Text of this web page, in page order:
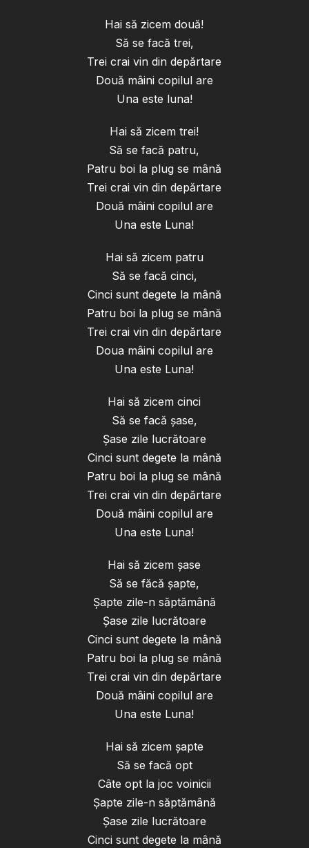
Hai să zicem două!
Să se facă trei,
Trei crai vin din depărtare
Două mâini copilul are
Una este luna!
Hai să zicem trei!
Să se facă patru,
Patru boi la plug se mână
Trei crai vin din depărtare
Două mâini copilul are
Una este Luna!
Hai să zicem patru
Să se facă cinci,
Cinci sunt degete la mână
Patru boi la plug se mână
Trei crai vin din depărtare
Doua mâini copilul are
Una este Luna!
Hai să zicem cinci
Să se facă șase,
Șase zile lucrătoare
Cinci sunt degete la mână
Patru boi la plug se mână
Trei crai vin din depărtare
Două mâini copilul are
Una este Luna!
Hai să zicem șase
Să se făcă șapte,
Șapte zile-n săptămână
Șase zile lucrătoare
Cinci sunt degete la mână
Patru boi la plug se mână
Trei crai vin din depărtare
Două mâini copilul are
Una este Luna!
Hai să zicem șapte
Să se facă opt
Câte opt la joc voinicii
Șapte zile-n săptămână
Șase zile lucrătoare
Cinci sunt degete la mână